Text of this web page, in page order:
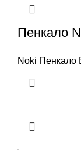
Пенкало
Noki Пенкало